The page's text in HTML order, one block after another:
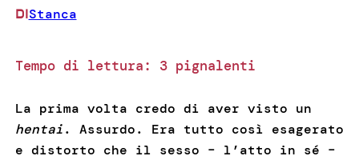
DIStanca
Tempo di lettura: 3 pignalenti
La prima volta credo di aver visto un
hentai. Assurdo. Era tutto così esagerato
e distorto che il sesso – l’atto in sé –